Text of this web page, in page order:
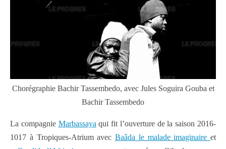
Chorégraphie Bachir Tassembedo, avec Jules Soguira Gouba et
Bachir Tassembedo
La compagnie Marbassaya qui fit l’ouverture de la saison 2016-
1017 à Tropiques-Atrium avec Baâda le malade imaginaire et